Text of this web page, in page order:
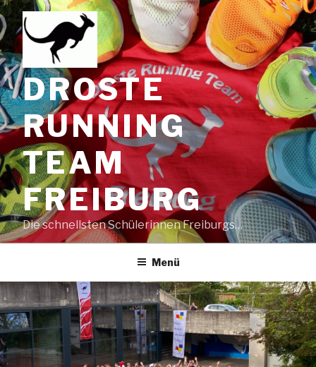
Zum
Inhalt
springen
DROSTE
RUNNING
TEAM
FREIBURG
Die schnellsten Schülerinnen Freiburgs…
Menü